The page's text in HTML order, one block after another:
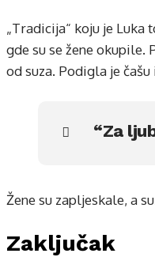
„Tradicija“ koju je
gde su se žene
od suza. Podigla je
“Za
Žene su zapljeskale, a
Zaključak